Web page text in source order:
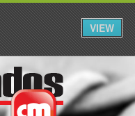
VIEW